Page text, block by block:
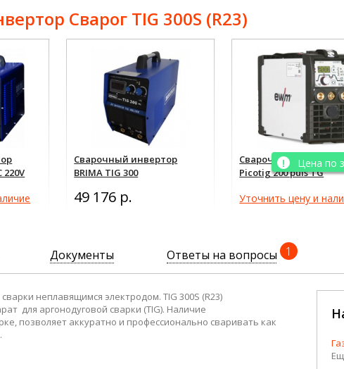
Сварог TIG 300S (R23)
220V
Сварочный инвертор
BRIMA TIG 300
49 176 р.
Цена по
Сварочный инвертор
Picotig 200 puls TG
Уточнить цену и
Документы Ответы на вопросы 1
неплавящимся электродом. TIG 300S (R23)
для аргонодуговой сварки (TIG). Наличие
позволяет аккуратно и профессионально сваривать как